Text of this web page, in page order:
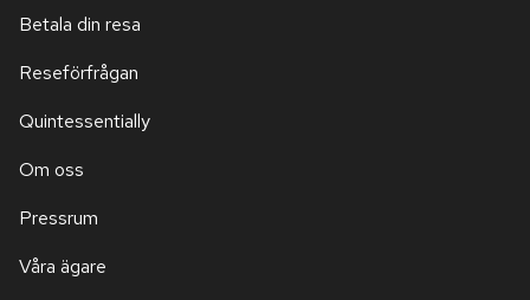
Betala din resa
Reseförfrågan
Quintessentially
Om oss
Pressrum
Våra ägare